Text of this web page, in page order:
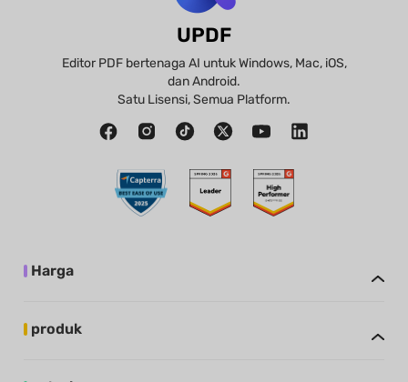
UPDF
Editor PDF bertenaga AI untuk Windows, Mac, iOS,
dan Android.
Satu Lisensi, Semua Platform.
Harga
produk